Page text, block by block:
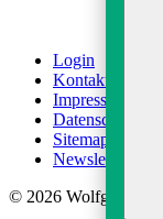
Login
Kontakt
Impressum
Datenschutz
Sitemap
Newsletter-
© 2026 Wolfgang-